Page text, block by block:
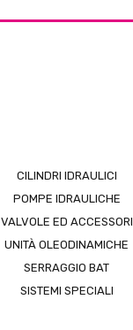
CILINDRI IDRAULICI
POMPE IDRAULICHE
VALVOLE ED ACCESSORI
UNITÀ OLEODINAMICHE
SERRAGGIO BAT
SISTEMI SPECIALI